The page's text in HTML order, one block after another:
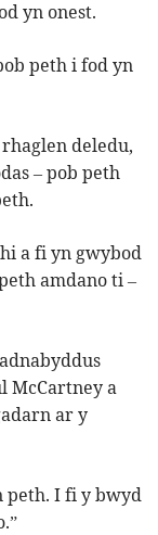
yn onest.
peth i fod yn
deledu,
– pob peth
a fi yn gwybod
amdano ti –
McCartney a
ar y
peth. I fi y bwyd